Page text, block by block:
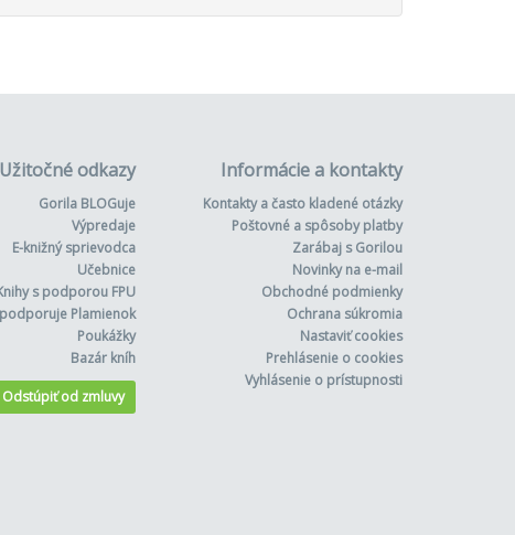
Užitočné odkazy
Gorila BLOGuje
Výpredaje
E-knižný sprievodca
Učebnice
s podporou FPU
Plamienok
Poukážky
Bazár kníh
Odstúpiť od zmluvy
Informácie a kontakty
Kontakty a často kladené otázky
Poštovné a spôsoby platby
Zarábaj s Gorilou
Novinky na e-mail
Obchodné podmienky
Ochrana súkromia
Nastaviť cookies
Prehlásenie o cookies
Vyhlásenie o prístupnosti